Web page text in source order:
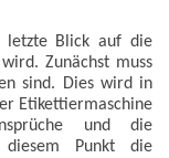
letzte Blick auf die
Zunächst muss
sind. Dies wird in
Etikettiermaschine
und die
Punkt die